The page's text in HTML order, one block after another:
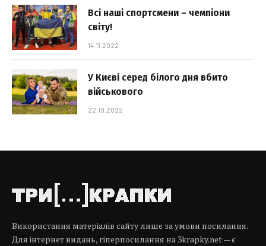
Всі наші спортсмени – чемпіони
світу!
14.11.2022
У Києві серед білого дня вбито
військового
22.10.2022
Використання матеріалів сайту лише за умови посилання.
Для інтернет видань, гіперпосилання на 3krapky.net — є